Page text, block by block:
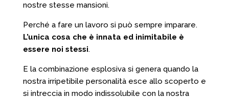
nostre stesse mansioni.
Perché a fare un lavoro si può sempre imparare.
L’unica cosa che è innata ed inimitabile è
essere noi stessi.
E la combinazione esplosiva si genera quando la
nostra irripetibile personalità esce allo scoperto e
si intreccia in modo indissolubile con la nostra